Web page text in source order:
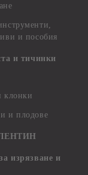
и пособия
и тичинки
клонки
и плодове
изрязване и